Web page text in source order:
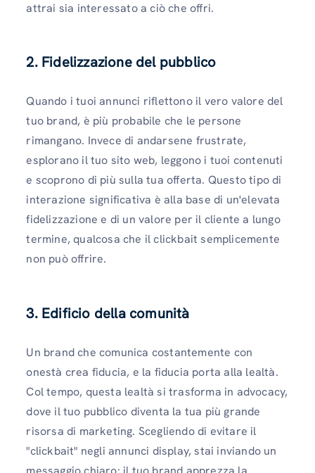
attrai sia interessato a ciò che offri.
2. Fidelizzazione del pubblico
Quando i tuoi annunci riflettono il vero valore del
tuo brand, è più probabile che le persone
rimangano. Invece di andarsene frustrate,
esplorano il tuo sito web, leggono i tuoi contenuti
e scoprono di più sulla tua offerta. Questo tipo di
interazione significativa è alla base di un'elevata
fidelizzazione e di un valore per il cliente a lungo
termine, qualcosa che il clickbait semplicemente
non può offrire.
3. Edificio della comunità
Un brand che comunica costantemente con
onestà crea fiducia, e la fiducia porta alla lealtà.
Col tempo, questa lealtà si trasforma in advocacy,
dove il tuo pubblico diventa la tua più grande
risorsa di marketing. Scegliendo di evitare il
"clickbait" negli annunci display, stai inviando un